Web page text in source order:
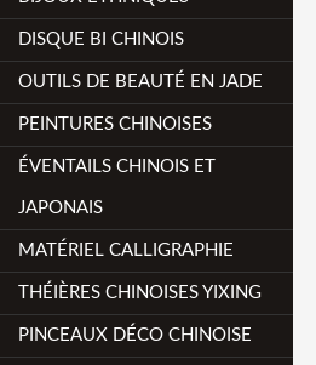
DISQUE BI CHINOIS
OUTILS DE BEAUTÉ EN JADE
PEINTURES CHINOISES
ÉVENTAILS CHINOIS ET
JAPONAIS
MATÉRIEL CALLIGRAPHIE
THÉIÈRES CHINOISES YIXING
PINCEAUX DÉCO CHINOISE